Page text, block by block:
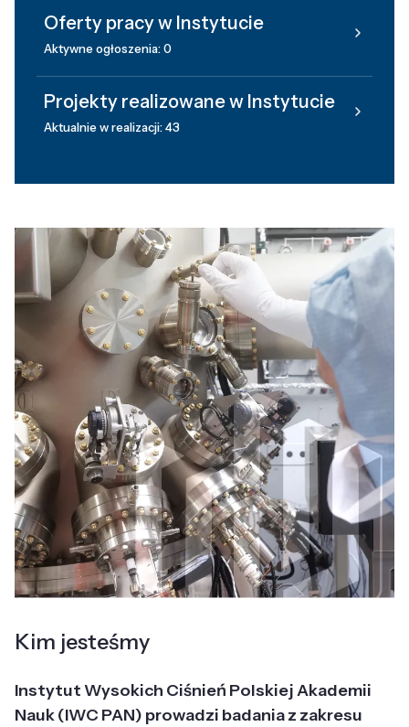
Oferty pracy w Instytucie
Aktywne ogłoszenia: 0
Projekty realizowane w Instytucie
Aktualnie w realizacji: 43
Kim jesteśmy
Instytut Wysokich Ciśnień Polskiej Akademii
Nauk (IWC PAN) prowadzi badania z zakresu